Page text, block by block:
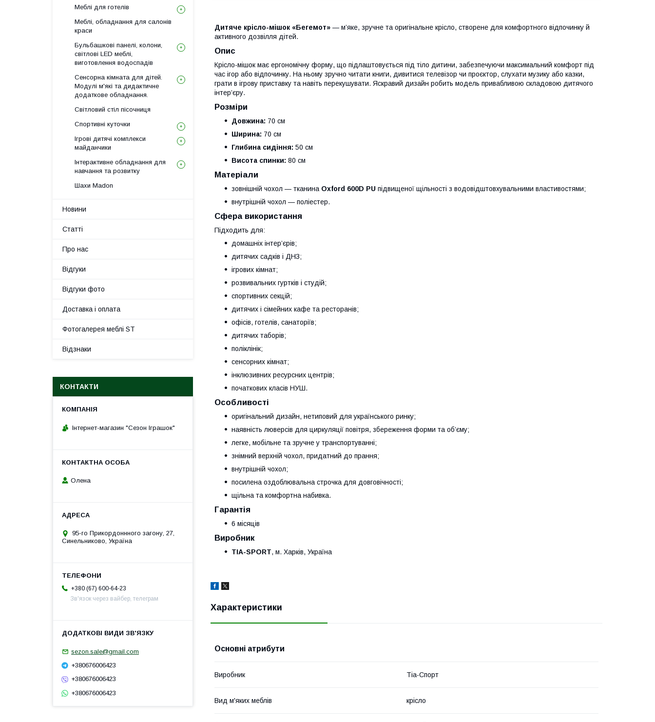
Дитяче крісло-мішок «Бегемот» — м’яке, зручне та оригінальне крісло, створене для комфортного відпочинку й
активного дозвілля дітей.
Опис
Крісло-мішок має ергономічну форму, що підлаштовується під тіло дитини, забезпечуючи максимальний комфорт під
час ігор або відпочинку. На ньому зручно читати книги, дивитися телевізор чи проєктор, слухати музику або казки,
грати в ігрову приставку та навіть перекушувати. Яскравий дизайн робить модель привабливою складовою дитячого
інтер’єру.
Розміри
Довжина: 70 см
Ширина: 70 см
Глибина сидіння: 50 см
Висота спинки: 80 см
Матеріали
зовнішній чохол — тканина Oxford 600D PU підвищеної щільності з водовідштовхувальними властивостями;
внутрішній чохол — поліестер.
Сфера використання
Підходить для:
домашніх інтер’єрів;
дитячих садків і ДНЗ;
ігрових кімнат;
розвивальних гуртків і студій;
спортивних секцій;
дитячих і сімейних кафе та ресторанів;
офісів, готелів, санаторіїв;
дитячих таборів;
поліклінік;
сенсорних кімнат;
інклюзивних ресурсних центрів;
початкових класів НУШ.
Особливості
оригінальний дизайн, нетиповий для українського ринку;
наявність люверсів для циркуляції повітря, збереження форми та об’єму;
легке, мобільне та зручне у транспортуванні;
знімний верхній чохол, придатний до прання;
внутрішній чохол;
посилена оздоблювальна строчка для довговічності;
щільна та комфортна набивка.
Гарантія
6 місяців
Виробник
TIA-SPORT, м. Харків, Україна
Характеристики
Основні атрибути
Виробник Тіа-Спорт
Вид м'яких меблів крісло
Меблі для готелів
Меблі, обладнання для салонів
краси
Бульбашкові панелі, колони,
світлові LED меблі,
виготовлення водоспадів
Сенсорна кімната для дітей.
Модулі м'які та дидактичне
додаткове обладнання.
Світловий стіл пісочниця
Спортивні куточки
Ігрові дитячі комплекси
майданчики
Інтерактивне обладнання для
навчання та розвитку
Шахи Madon
Новини
Статті
Про нас
Відгуки
Відгуки фото
Доставка і оплата
Фотогалерея меблі ST
Відзнаки
КОНТАКТИ
Інтернет-магазин "Сезон Іграшок"
Олена
95-го Прикордоннного загону, 27,
Синельниково, Україна
+380 (67) 600-64-23
Зв'язок через вайбер, телеграм
sezon.sale@gmail.com
+380676006423
+380676006423
+380676006423